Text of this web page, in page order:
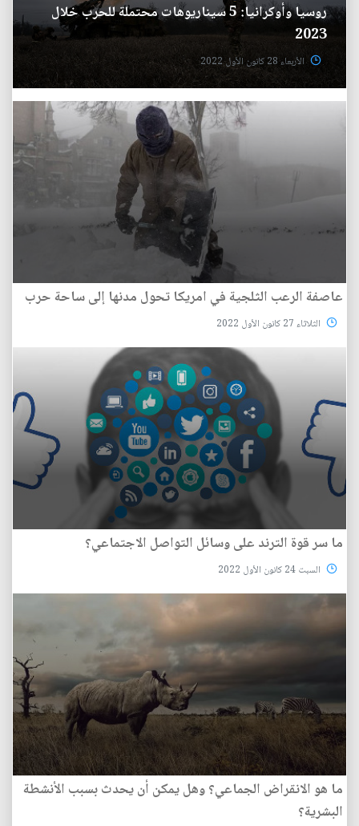
روسيا وأوكرانيا: 5 سيناريوهات محتملة للحرب خلال
2023
الأربعاء 28 كانون الأول 2022
عاصفة الرعب الثلجية في امريكا تحول مدنها إلى ساحة حرب
الثلاثاء 27 كانون الأول 2022
ما سر قوة الترند على وسائل التواصل الاجتماعي؟
السبت 24 كانون الأول 2022
ما هو الانقراض الجماعي؟ وهل يمكن أن يحدث بسبب الأنشطة
البشرية؟